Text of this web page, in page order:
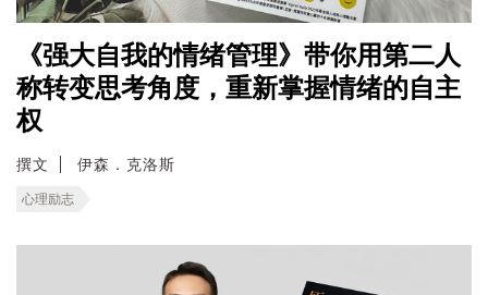
《强大自我的情绪管理》带你用第二人
称转变思考角度，重新掌握情绪的自主
权
撰文 伊森．克洛斯
心理励志